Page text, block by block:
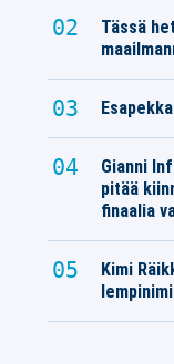
Tässä
Gianni
pitää
finaalia
Kimi